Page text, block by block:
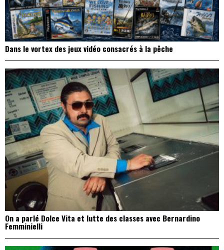
Dans le vortex des jeux vidéo consacrés à la pêche
On a parlé Dolce Vita et lutte des classes avec Bernardino
Femminielli